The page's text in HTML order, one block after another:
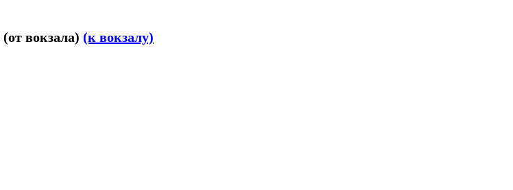
(от вокзала) (к вокзалу)